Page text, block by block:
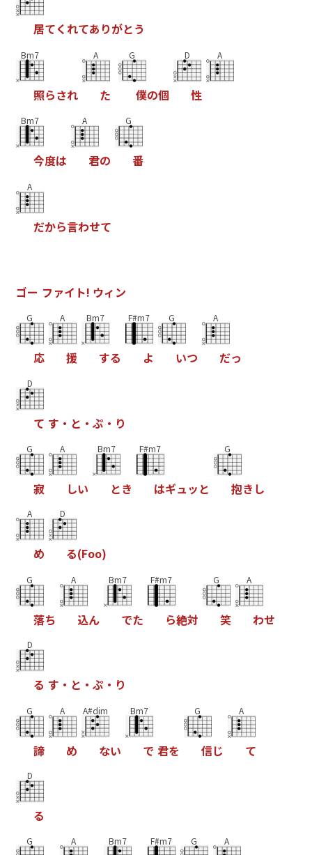
居てく れてあ りがとう
Bm7
照らされ
A
た
G
僕の個
D
性
A
Bm7
今度は
A
君の
G
番
A
だから言わせて
ゴー フ ァイ ト! ウィ ン
G
応
A
援
Bm7
する
F#m7
よ
G
いつ
A
だっ
D
て す ・ と ・ ぷ ・ り
G
寂
A
しい
Bm7
とき
F#m7
はギュッ と
G
抱き し
A
め
D
る(Foo)
G
落ち
A
込ん
Bm7
でた
F#m7
ら絶対
G
笑
A
わせ
D
る す ・ と ・ ぷ ・ り
G
諦
A
め
A#dim
ない
Bm7
で 君を
G
信じ
A
て
D
る
G A Bm7 F#m7 G A